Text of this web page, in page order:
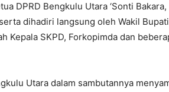
DPRD Bengkulu Utara ‘Sonti
serta dihadiri langsung oleh Wakil
Kepala SKPD, Forkopimda dan
Utara dalam sambutannya